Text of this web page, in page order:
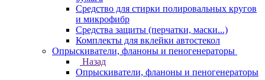
Средство для стирки полировальных кругов
и микрофибр
Средства защиты (перчатки, маски...)
Комплекты для вклейки автостекол
Опрыскиватели, фланоны и пеногенераторы
Назад
Опрыскиватели, фланоны и пеногенераторы